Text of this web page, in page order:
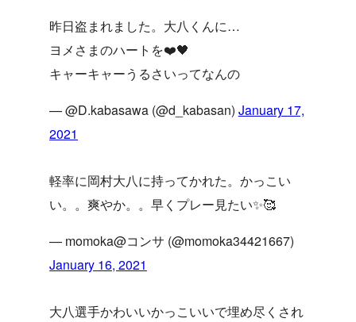
昨日盗まれました。大八くんに…
ヨメさまのハートを❤️🖤
キャーキャーうるさいってなんの
— @D.kabasawa (@d_kabasan) January 17,
2021
軽率に岡村大八に持ってかれた。かっこい
い。。爽やか。。早くプレー見たい✨🥰
— momoka@コンサ (@momoka34421667)
January 16, 2021
大八選手かわいいかっこいいで埋め尽くされ